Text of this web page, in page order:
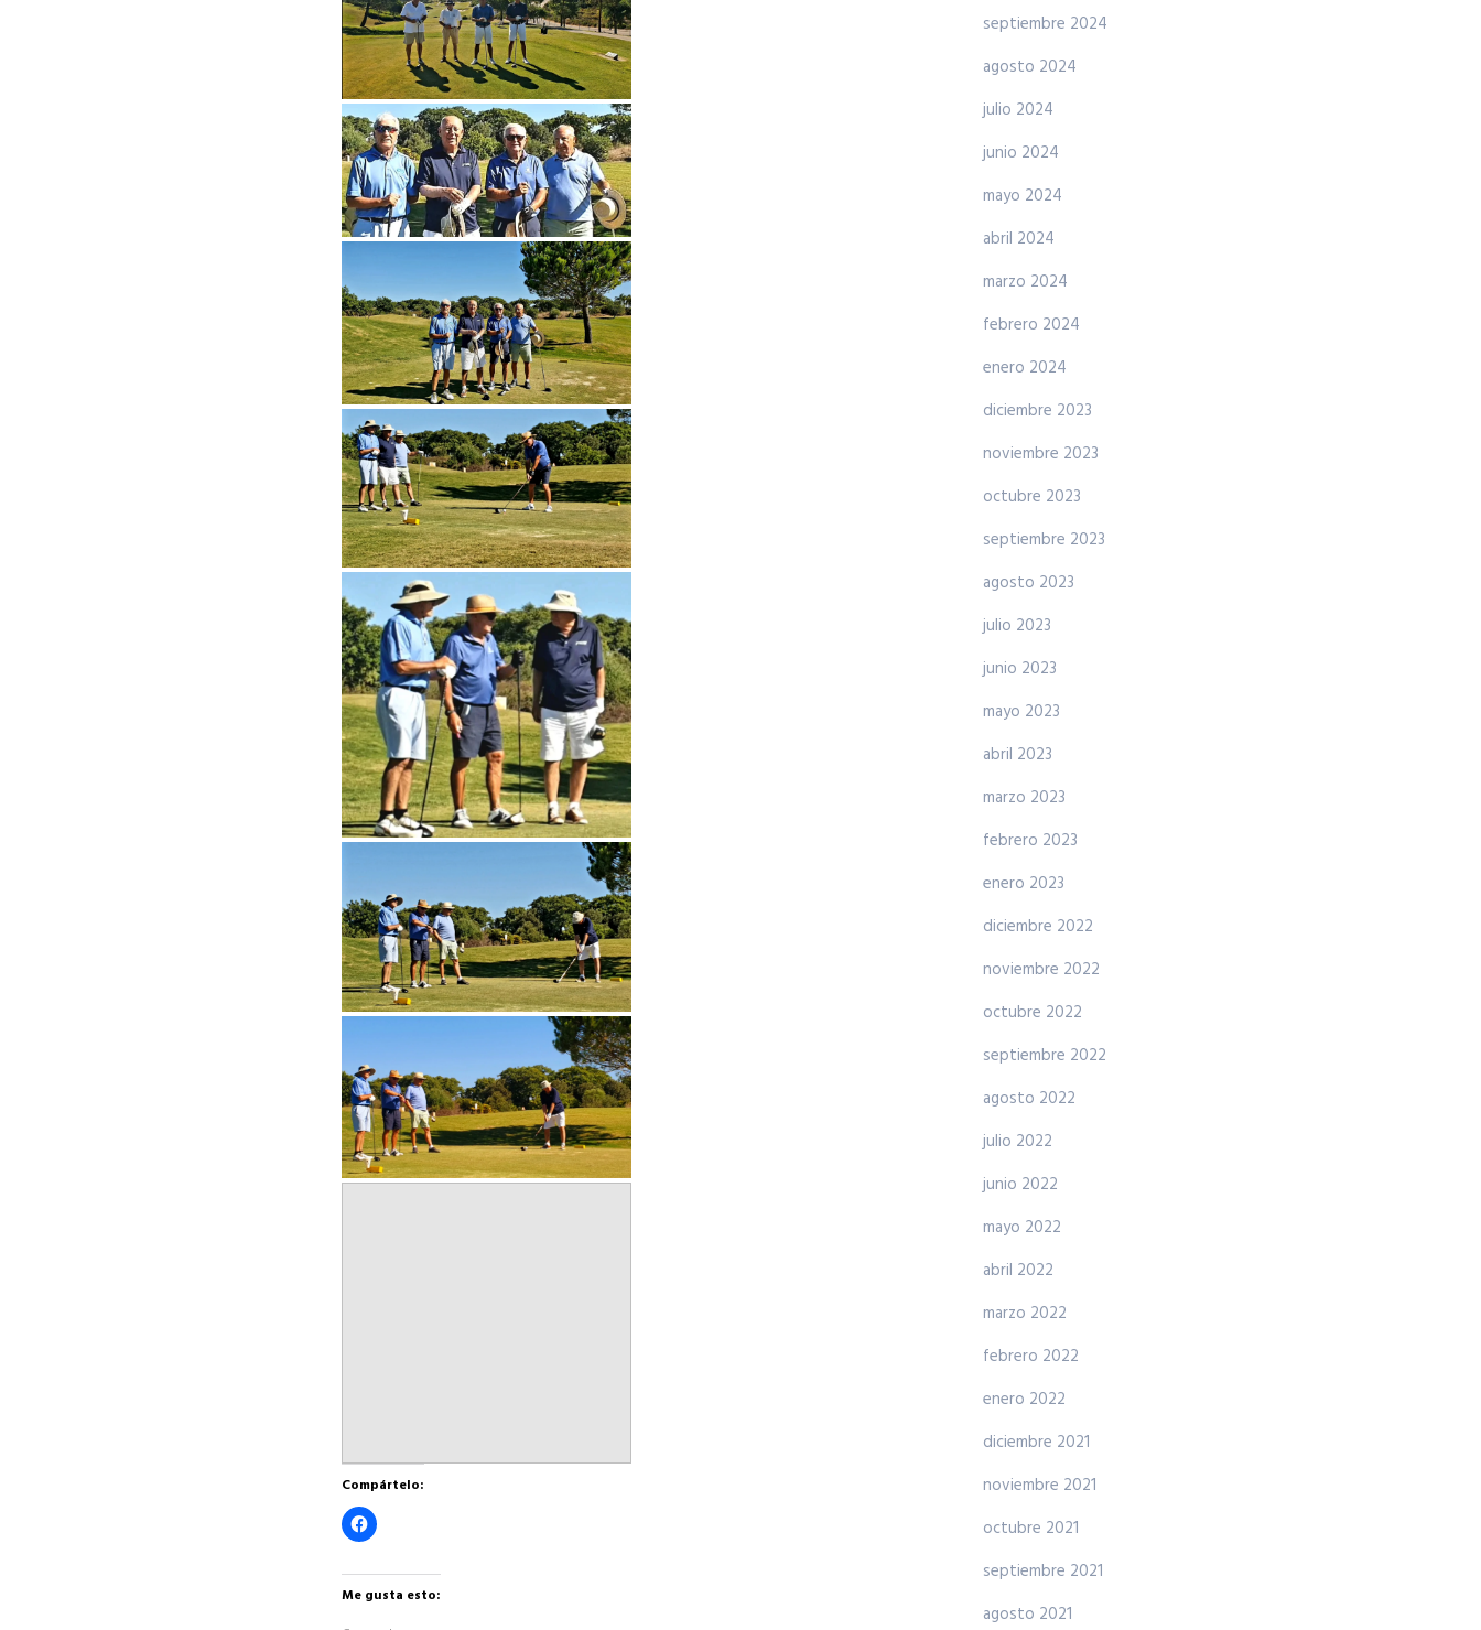
Compártelo:
Haz
clic
en
Facebook
(Se
Me gusta esto:
septiembre 2024
agosto 2024
julio 2024
junio 2024
mayo 2024
abril 2024
marzo 2024
febrero 2024
enero 2024
diciembre 2023
noviembre 2023
octubre 2023
septiembre 2023
agosto 2023
julio 2023
junio 2023
mayo 2023
abril 2023
marzo 2023
febrero 2023
enero 2023
diciembre 2022
noviembre 2022
octubre 2022
septiembre 2022
agosto 2022
julio 2022
junio 2022
mayo 2022
abril 2022
marzo 2022
febrero 2022
enero 2022
diciembre 2021
noviembre 2021
octubre 2021
septiembre 2021
agosto 2021